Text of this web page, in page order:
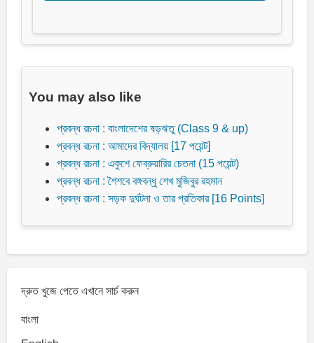
You may also like
প্রবন্ধ রচনা : বাংলাদেশের ষড়ঋতু (Class 9 & up)
প্রবন্ধ রচনা : আমাদের বিদ্যালয় [17 পয়েন্ট]
প্রবন্ধ রচনা : একুশে ফেব্রুয়ারির চেতনা (15 পয়েন্ট)
প্রবন্ধ রচনা : শৈশবে বঙ্গবন্ধু শেখ মুজিবুর রহমান
প্রবন্ধ রচনা : সড়ক দুর্ঘটনা ও তার প্রতিকার [16 Points]
দ্রুত খুজে পেতে এখানে সার্চ করুন
বাংলা